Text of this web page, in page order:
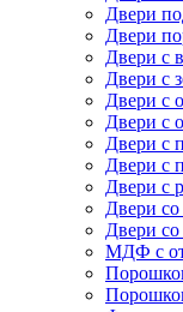
Двери
Двери
Двери с
Двери с
Двери с
Двери с
Двери с
Двери с
Двери с
Двери со
Двери со
МДФ с